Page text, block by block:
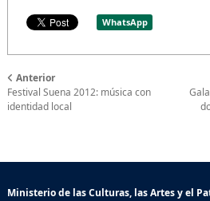
WhatsApp
Anterior
Festival Suena 2012: música con
identidad local
Ministerio de las Culturas, las Artes y el